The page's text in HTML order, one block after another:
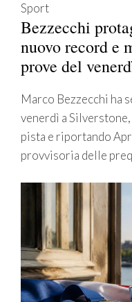
Sport
Bezzecchi
nuovo record e
prove del
Marco Bezzecchi ha
venerdì a
pista e riportando
provvisoria delle